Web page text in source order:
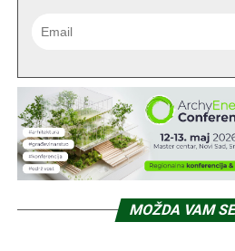
MOŽDA VAM